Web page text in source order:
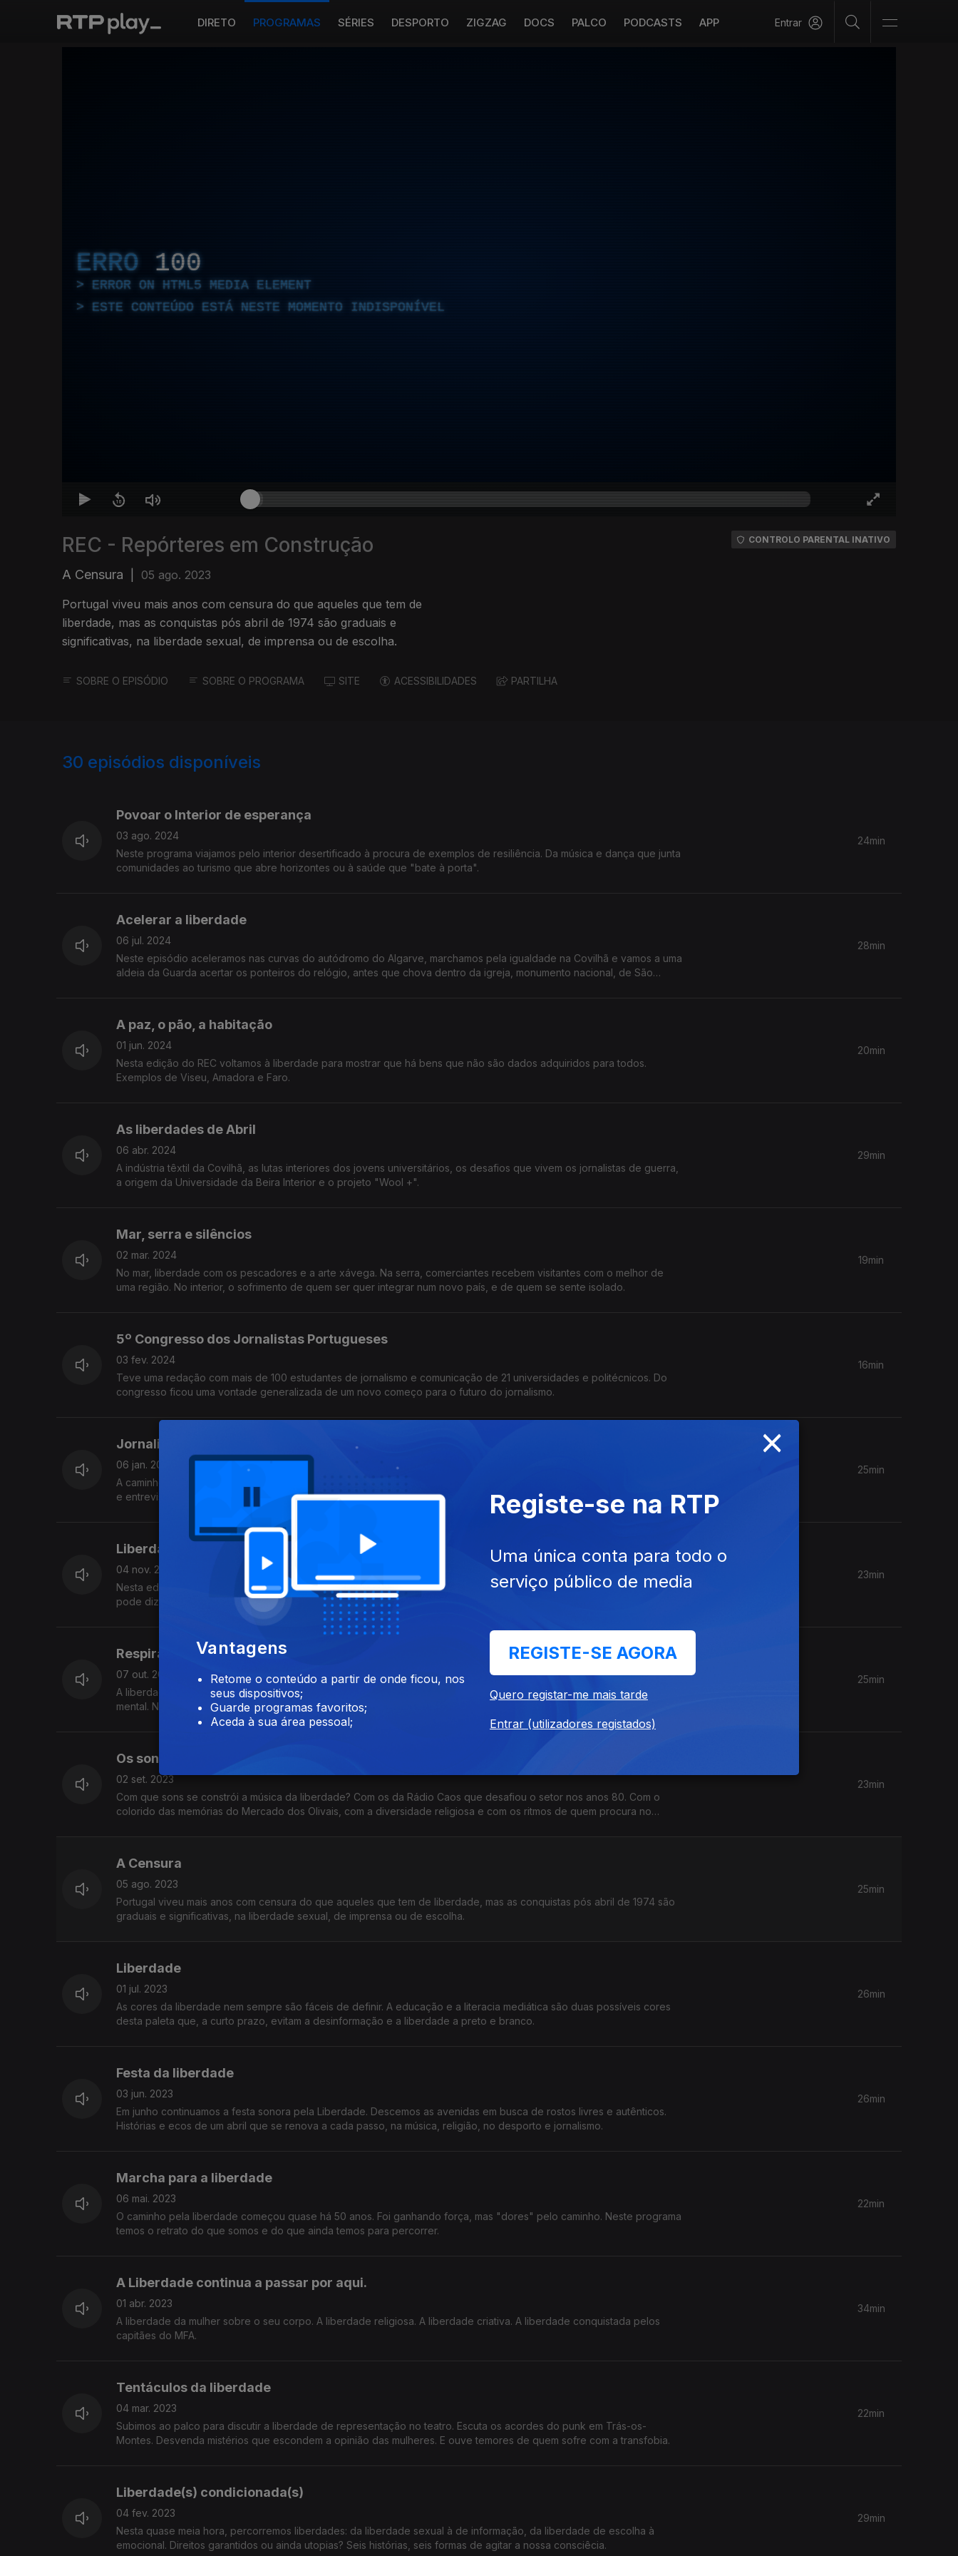
DIRETO PROGRAMAS SÉRIES DESPORTO ZIGZAG DOCS PALCO PODCASTS APP Entrar
ERRO 100
ERROR ON HTML5 MEDIA ELEMENT
ESTE CONTEÚDO ESTÁ NESTE MOMENTO INDISPONÍVEL
REC - Repórteres em Construção
A Censura 05 ago. 2023
Portugal viveu mais anos com censura do que aqueles que tem de
liberdade, mas as conquistas pós abril de 1974 são graduais e
significativas, na liberdade sexual, de imprensa ou de escolha.
CONTROLO PARENTAL INATIVO
SOBRE O EPISÓDIO SOBRE O PROGRAMA SITE ACESSIBILIDADES PARTILHA
30 episódios disponíveis
Povoar o Interior de esperança
03 ago. 2024
Neste programa viajamos pelo interior desertificado à procura de exemplos de resiliência. Da música e dança que junta
comunidades ao turismo que abre horizontes ou à saúde que "bate à porta".
24min
Acelerar a liberdade
06 jul. 2024
Neste episódio aceleramos nas curvas do autódromo do Algarve, marchamos pela igualdade na Covilhã e vamos a uma
aldeia da Guarda acertar os ponteiros do relógio, antes que chova dentro da igreja, monumento nacional, de São
28min
A paz, o pão, a habitação
01 jun. 2024
Nesta edição do REC voltamos à liberdade para mostrar que há bens que não são dados adquiridos para todos.
Exemplos de Viseu, Amadora e Faro.
20min
As liberdades de Abril
06 abr. 2024
A indústria têxtil da Covilhã, as lutas interiores dos jovens universitários, os desafios que vivem os jornalistas de guerra,
a origem da Universidade da Beira Interior e o projeto "Wool +".
29min
Mar, serra e silêncios
02 mar. 2024
No mar, liberdade com os pescadores e a arte xávega. Na serra, comerciantes recebem visitantes com o melhor de
uma região. No interior, o sofrimento de quem ser quer integrar num novo país, e de quem se sente isolado.
19min
5º Congresso dos Jornalistas Portugueses
03 fev. 2024
Teve uma redação com mais de 100 estudantes de jornalismo e comunicação de 21 universidades e politécnicos. Do
congresso ficou uma vontade generalizada de um novo começo para o futuro do jornalismo.
16min
Jornalismo, Sempre
06 jan. 2024
A caminho do 5º congresso dos jornalistas, os repórteres em construção escutam histórias de alunos, dos professores
e entrevistam o presidente do congresso, Pedro Coelho.
25min
Liberdade de escolher liberdade
04 nov. 2023
Nesta edição deambulamos entre a liberdade e os limites do humor, de escolha, da literatura ou da música. O que se
pode dizer? O que (não) se pode cortar?
23min
Respirar liberdade
07 out. 2023
A liberdade respira-se num campo de futebol sem barreiras. Num ateliê onde a arte enfrenta os demónios da saúde
mental. No ativismo pelo clima – não há planeta B. Na convivência saudável com a inteligência artificial.
25min
Os sons da liberdade
02 set. 2023
Com que sons se constrói a música da liberdade? Com os da Rádio Caos que desafiou o setor nos anos 80. Com o
colorido das memórias do Mercado dos Olivais, com a diversidade religiosa e com os ritmos de quem procura no
23min
A Censura
05 ago. 2023
Portugal viveu mais anos com censura do que aqueles que tem de liberdade, mas as conquistas pós abril de 1974 são
graduais e significativas, na liberdade sexual, de imprensa ou de escolha.
25min
Liberdade
01 jul. 2023
As cores da liberdade nem sempre são fáceis de definir. A educação e a literacia mediática são duas possíveis cores
desta paleta que, a curto prazo, evitam a desinformação e a liberdade a preto e branco.
26min
Festa da liberdade
03 jun. 2023
Em junho continuamos a festa sonora pela Liberdade. Descemos as avenidas em busca de rostos livres e autênticos.
Histórias e ecos de um abril que se renova a cada passo, na música, religião, no desporto e jornalismo.
26min
Marcha para a liberdade
06 mai. 2023
O caminho pela liberdade começou quase há 50 anos. Foi ganhando força, mas "dores" pelo caminho. Neste programa
temos o retrato do que somos e do que ainda temos para percorrer.
22min
A Liberdade continua a passar por aqui.
01 abr. 2023
A liberdade da mulher sobre o seu corpo. A liberdade religiosa. A liberdade criativa. A liberdade conquistada pelos
capitães do MFA.
34min
Tentáculos da liberdade
04 mar. 2023
Subimos ao palco para discutir a liberdade de representação no teatro. Escuta os acordes do punk em Trás-os-
Montes. Desvenda mistérios que escondem a opinião das mulheres. E ouve temores de quem sofre com a transfobia.
22min
Liberdade(s) condicionada(s)
04 fev. 2023
Nesta quase meia hora, percorremos liberdades: da liberdade sexual à de informação, da liberdade de escolha à
emocional. Direitos garantidos ou ainda utopias? Seis histórias, seis formas de agitar a nossa consciêcia.
29min
×
Vantagens
Retome o conteúdo a partir de onde ficou, nos
seus dispositivos;
Guarde programas favoritos;
Aceda à sua área pessoal;
Registe-se na RTP
Uma única conta para todo o
serviço público de media
REGISTE-SE AGORA
Quero registar-me mais tarde
Entrar (utilizadores registados)